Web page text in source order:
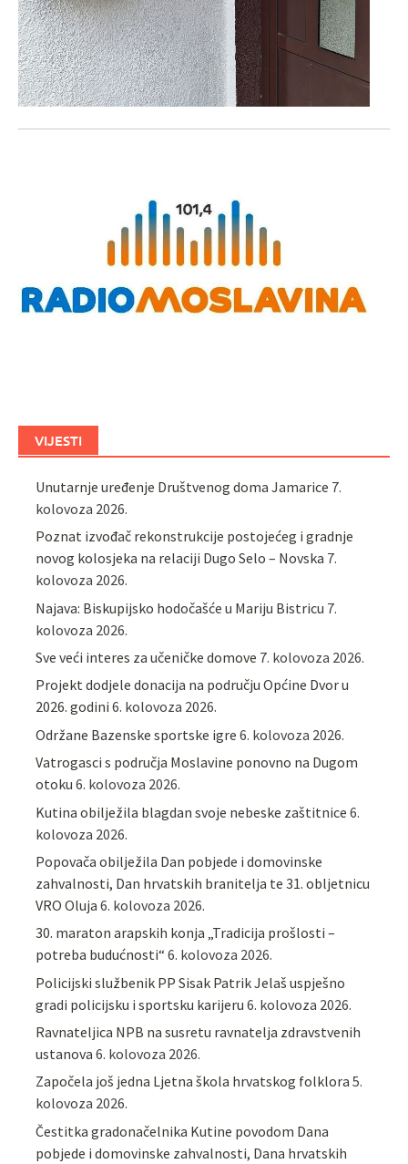
VIJESTI
Unutarnje uređenje Društvenog doma Jamarice 7.
kolovoza 2026.
Poznat izvođač rekonstrukcije postojećeg i gradnje
novog kolosjeka na relaciji Dugo Selo – Novska 7.
kolovoza 2026.
Najava: Biskupijsko hodočašće u Mariju Bistricu 7.
kolovoza 2026.
Sve veći interes za učeničke domove 7. kolovoza 2026.
Projekt dodjele donacija na području Općine Dvor u
2026. godini 6. kolovoza 2026.
Održane Bazenske sportske igre 6. kolovoza 2026.
Vatrogasci s područja Moslavine ponovno na Dugom
otoku 6. kolovoza 2026.
Kutina obilježila blagdan svoje nebeske zaštitnice 6.
kolovoza 2026.
Popovača obilježila Dan pobjede i domovinske
zahvalnosti, Dan hrvatskih branitelja te 31. obljetnicu
VRO Oluja 6. kolovoza 2026.
30. maraton arapskih konja „Tradicija prošlosti –
potreba budućnosti“ 6. kolovoza 2026.
Policijski službenik PP Sisak Patrik Jelaš uspješno
gradi policijsku i sportsku karijeru 6. kolovoza 2026.
Ravnateljica NPB na susretu ravnatelja zdravstvenih
ustanova 6. kolovoza 2026.
Započela još jedna Ljetna škola hrvatskog folklora 5.
kolovoza 2026.
Čestitka gradonačelnika Kutine povodom Dana
pobjede i domovinske zahvalnosti, Dana hrvatskih